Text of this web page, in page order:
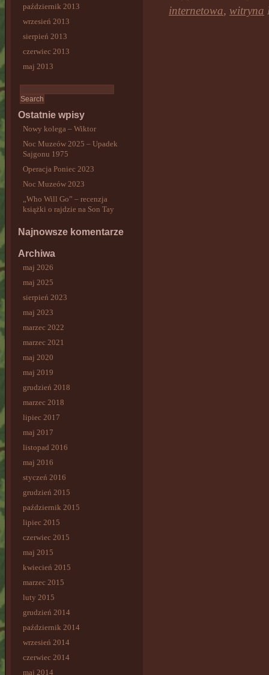
październik 2013
wrzesień 2013
sierpień 2013
czerwiec 2013
maj 2013
Ostatnie wpisy
Nowy kolega – Wiktor
Noc Muzeów 2025 – Upadek
Sajgonu 1975
Operacja Poniec 2023
Noc Muzeów 2023
„Who Will Go” – recenzja
książki o rajdzie na Son Tay
Najnowsze komentarze
Archiwa
maj 2026
maj 2025
sierpień 2023
maj 2023
marzec 2022
marzec 2021
maj 2020
maj 2019
grudzień 2018
marzec 2018
lipiec 2017
maj 2017
listopad 2016
maj 2016
styczeń 2016
grudzień 2015
październik 2015
lipiec 2015
czerwiec 2015
maj 2015
kwiecień 2015
marzec 2015
luty 2015
grudzień 2014
październik 2014
wrzesień 2014
czerwiec 2014
maj 2014
internetowa, witryna